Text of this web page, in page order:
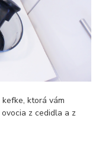
ktorá vám
z cedidla a z